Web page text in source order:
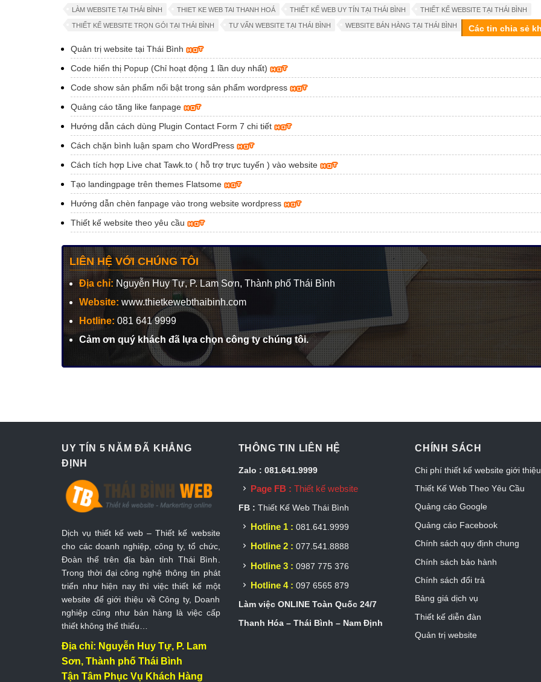
LÀM WEBSITE TẠI THÁI BÌNH THIET KE WEB TAI THANH HOÁ THIẾT KẾ WEB UY TÍN TẠI THÁI BÌNH THIẾT KẾ WEBSITE TẠI THÁI BÌNH
THIẾT KẾ WEBSITE TRỌN GÓI TẠI THÁI BÌNH TƯ VẤN WEBSITE TẠI THÁI BÌNH WEBSITE BÁN HÀNG TẠI THÁI BÌNH Các tin chia sẻ
Quản trị website tại Thái Bình
Code hiển thị Popup (Chỉ hoạt động 1 lần duy nhất)
Code show sản phẩm nổi bật trong sản phẩm wordpress
Quảng cáo tăng like fanpage
Hướng dẫn cách dùng Plugin Contact Form 7 chi tiết
Cách chặn bình luận spam cho WordPress
Cách tích hợp Live chat Tawk.to ( hỗ trợ trực tuyến ) vào website
Tạo landingpage trên themes Flatsome
Hướng dẫn chèn fanpage vào trong website wordpress
Thiết kế website theo yêu cầu
LIÊN HỆ VỚI CHÚNG TÔI
Địa chỉ: Nguyễn Huy Tự, P. Lam Sơn, Thành phố Thái Bình
Website: www.thietkewebthaibinh.com
Hotline: 081 641 9999
Cảm ơn quý khách đã lựa chọn công ty chúng tôi.
UY TÍN 5 NĂM ĐÃ KHẲNG
ĐỊNH
Dịch vụ thiết kế web – Thiết kế website
cho các doanh nghiệp, công ty, tổ chức,
Đoàn thể trên địa bàn tỉnh Thái Bình.
Trong thời đại công nghệ thông tin phát
triển như hiện nay thì việc thiết kế một
website để giới thiệu về Công ty, Doanh
nghiệp cũng như bán hàng là việc cấp
thiết không thể thiếu…
Địa chỉ: Nguyễn Huy Tự, P. Lam
Sơn, Thành phố Thái Bình
Tận Tâm Phục Vụ Khách Hàng
THÔNG TIN LIÊN HỆ
Zalo : 081.641.9999
Page FB : Thiết kế website
FB : Thiết Kế Web Thái Bình
Hotline 1 : 081.641.9999
Hotline 2 : 077.541.8888
Hotline 3 : 0987 775 376
Hotline 4 : 097 6565 879
Làm việc ONLINE Toàn Quốc 24/7
Thanh Hóa – Thái Bình – Nam Định
CHÍNH SÁCH
Chi phí thiết kế website giới thiệu
Thiết Kế Web Theo Yêu Cầu
Quảng cáo Google
Quảng cáo Facebook
Chính sách quy định chung
Chính sách bảo hành
Chính sách đổi trả
Bảng giá dịch vụ
Thiết kế diễn đàn
Quản trị website